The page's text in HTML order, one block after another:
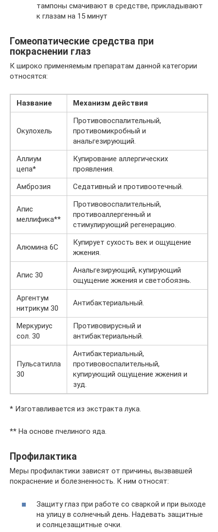
тампоны смачивают в средстве, прикладывают
к глазам на 15 минут
Гомеопатические средства при
покраснении глаз
К широко применяемым препаратам данной категории
относятся:
Название Механизм действия
Окулохель
Противовоспалительный,
противомикробный и
анальгезирующий.
Аллиум
цепа*
Купирование аллергических
проявления.
Амброзия
Седативный и противоотечный.
Апис
меллифика**
Противовоспалительный,
противоаллергенный и
стимулирующий регенерацию.
Алюмина 6С
Купирует сухость век и ощущение
жжения.
Апис 30
Анальгезирующий, купирующий
ощущение жжения и светобоязнь.
Аргентум
нитрикум 30
Антибактериальный.
Меркуриус
сол. 30
Противовирусный и
антибактериальный.
Пульсатилла
30
Антибактериальный,
противовоспалительный,
купирующий ощущение жжения и
зуд.
* Изготавливается из экстракта лука.
** На основе пчелиного яда.
Профилактика
Меры профилактики зависят от причины, вызвавшей
покраснение и болезненность. К ним относят:
Защиту глаз при работе со сваркой и при выходе
на улицу в солнечный день. Надевать защитные
и солнцезащитные очки.